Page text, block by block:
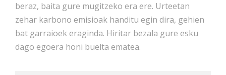
beraz, baita gure mugitzeko era ere. Urteetan
zehar karbono emisioak handitu egin dira, gehien
bat garraioek eraginda. Hiritar bezala gure esku
dago egoera honi buelta ematea.